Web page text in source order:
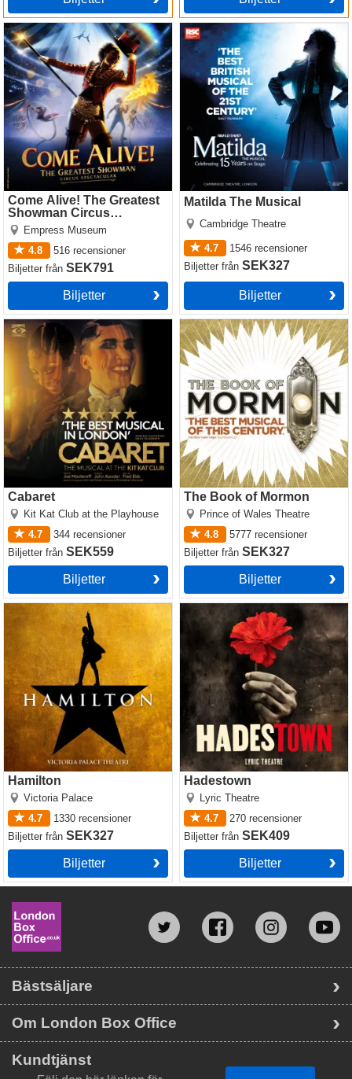
Come Alive! The Greatest
Showman Circus
Spectacular
Empress Museum
4.8
516 recensioner
BiljetterfrånSEK791
Biljetter
Come Alive! The Greatest
Showman Circus Spectacular
Matilda The Musical
Cambridge Theatre
4.7 1546 recensioner
BiljetterfrånSEK327
Biljetter
Matilda The Musical
Cabaret
Kit Kat Club at the Playhouse
4.7
344 recensioner
BiljetterfrånSEK559
Biljetter
Cabaret
The Book of Mormon
Prince of Wales Theatre
4.8
5777 recensioner
BiljetterfrånSEK327
Biljetter
The Book of Mormon
Hamilton
Victoria Palace
4.7
1330 recensioner
BiljetterfrånSEK327
Biljetter
Hamilton
Hadestown
Lyric Theatre
4.7
270 recensioner
BiljetterfrånSEK409
Biljetter
Hadestown
Bästsäljare
Om London Box Office
Kundtjänst